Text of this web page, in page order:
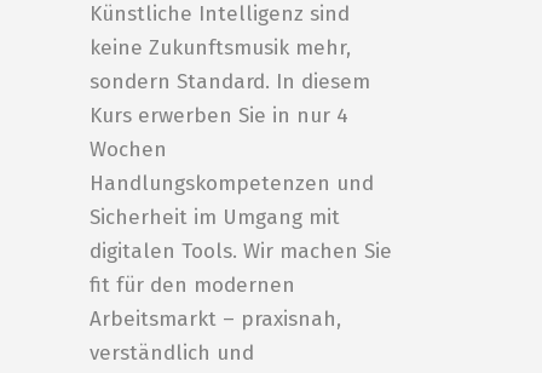
Künstliche Intelligenz sind
keine Zukunftsmusik mehr,
sondern Standard. In diesem
Kurs erwerben Sie in nur 4
Wochen
Handlungskompetenzen und
Sicherheit im Umgang mit
digitalen Tools. Wir machen Sie
fit für den modernen
Arbeitsmarkt – praxisnah,
verständlich und